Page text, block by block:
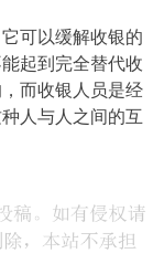
可以缓解收银的
起到完全替代收
而收银人员是经
人与人之间的互